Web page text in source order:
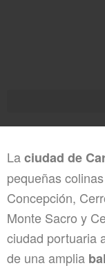
Laciudad de
pequeñas
Concepción,
Monte Sacro y
ciudad portuaria
de una amplia